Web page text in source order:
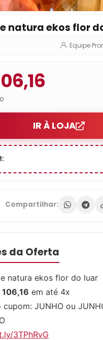
natura ekos flor
Equipe
IR À LOJA
Compartilhar:
da Oferta
natura ekos flor do luar
106,16 em até 4x
cupom: JUNHO ou
3TPhRvG